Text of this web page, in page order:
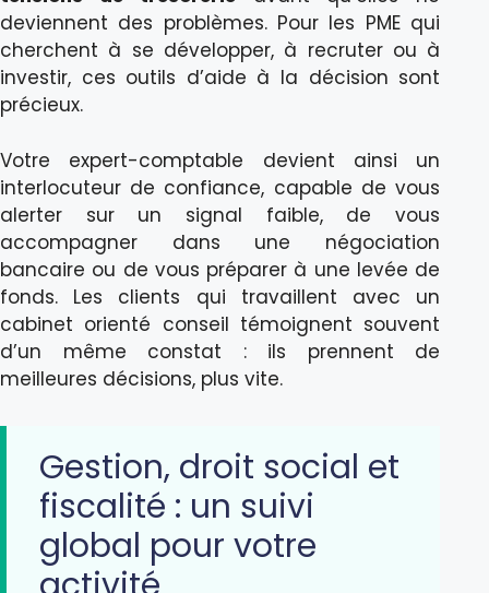
deviennent des problèmes. Pour les PME qui
cherchent à se développer, à recruter ou à
investir, ces outils d’aide à la décision sont
précieux.
Votre expert-comptable devient ainsi un
interlocuteur de confiance, capable de vous
alerter sur un signal faible, de vous
accompagner dans une négociation
bancaire ou de vous préparer à une levée de
fonds. Les clients qui travaillent avec un
cabinet orienté conseil témoignent souvent
d’un même constat : ils prennent de
meilleures décisions, plus vite.
Gestion, droit social et
fiscalité : un suivi
global pour votre